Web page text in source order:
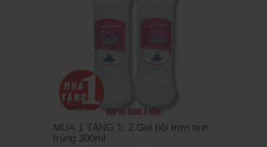
MUA 1 TẶNG 1: 2 Gel bôi trơn tinh
trùng 300ml